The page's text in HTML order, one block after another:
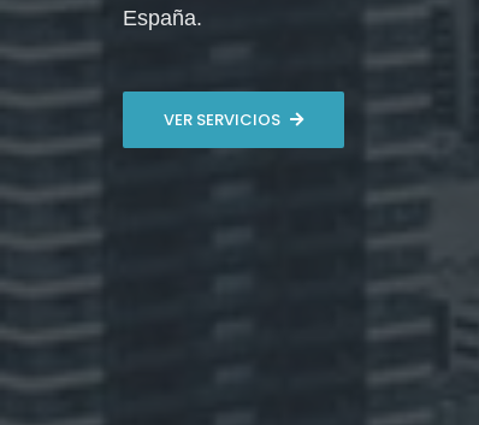
España.
VER SERVICIOS